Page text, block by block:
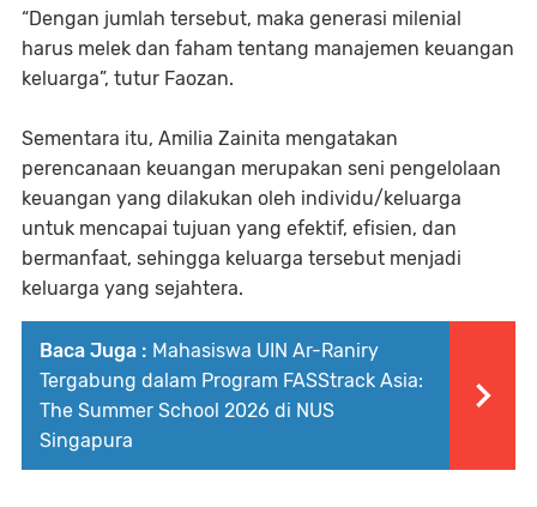
“Dengan jumlah tersebut, maka generasi milenial
harus melek dan faham tentang manajemen keuangan
keluarga”, tutur Faozan.
Sementara itu, Amilia Zainita mengatakan
perencanaan keuangan merupakan seni pengelolaan
keuangan yang dilakukan oleh individu/keluarga
untuk mencapai tujuan yang efektif, efisien, dan
bermanfaat, sehingga keluarga tersebut menjadi
keluarga yang sejahtera.
Baca Juga : Mahasiswa UIN Ar-Raniry
Tergabung dalam Program FASStrack Asia:
The Summer School 2026 di NUS
Singapura